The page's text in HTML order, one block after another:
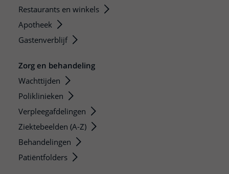
Restaurants en winkels
Apotheek
Gastenverblijf
Zorg en behandeling
Wachttijden
Poliklinieken
Verpleegafdelingen
Ziektebeelden (A-Z)
Behandelingen
Patiëntfolders